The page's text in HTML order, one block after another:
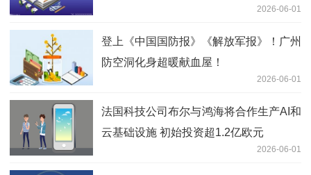
2026-06-01
登上《中国国防报》《解放军报》！广州
防空洞化身超暖献血屋！
2026-06-01
法国科技公司布尔与鸿海将合作生产AI和
云基础设施 初始投资超1.2亿欧元
2026-06-01